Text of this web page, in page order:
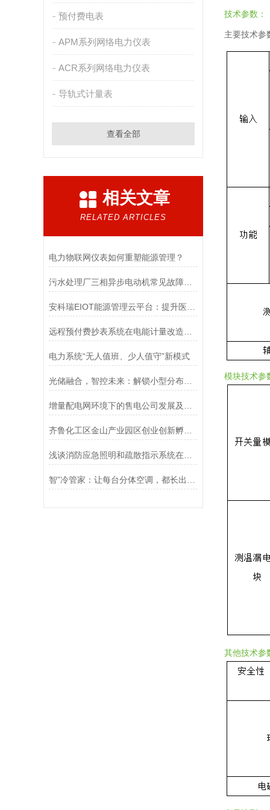
预付费电表
APM系列网络电力仪表
ACR系列网络电力仪表
导轨式计量表
查看全部
相关文章
RELATED ARTICLES
电力物联网仪表如何重塑能源管理？
污水处理厂三相异步电动机常见故障维修和保护
电力系统“无人值班、少人值守”新模式
光储融合，智控未来：解锁小型分布式系统并网新范式
浅谈消防应急照明和疏散指示系统在酸再生厂房的设计应用
技术参数：
主要技术参
模块技术参
其他技术参